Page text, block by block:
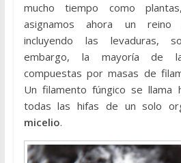
mucho tiempo como
asignamos ahora un reino
incluyendo las levaduras,
embargo, la mayoría de
compuestas por masas de
Un filamento fúngico se llama
todas las hifas de un solo
micelio.